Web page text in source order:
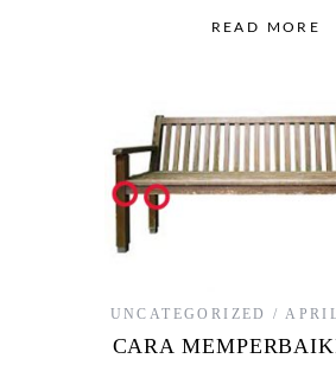
READ MORE
UNCATEGORIZED
CARA